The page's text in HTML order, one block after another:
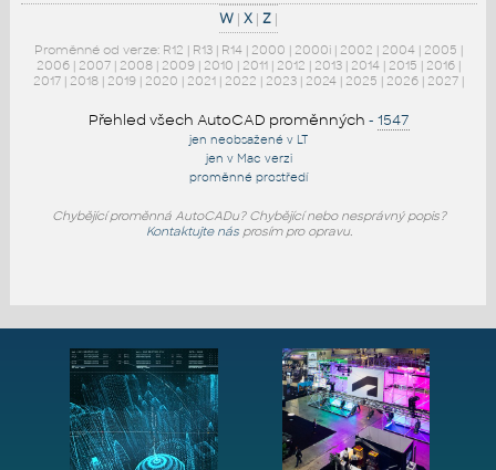
W | X | Z |
Proměnné od verze: R12 | R13 | R14 | 2000 | 2000i | 2002 | 2004 | 2005 |
2006 | 2007 | 2008 | 2009 | 2010 | 2011 | 2012 | 2013 | 2014 | 2015 | 2016 |
2017 | 2018 | 2019 | 2020 | 2021 | 2022 | 2023 | 2024 | 2025 | 2026 | 2027 |
Přehled všech AutoCAD proměnných - 1547
jen neobsažené v LT
jen v Mac verzi
proměnné prostředí
Chybějící proměnná AutoCADu? Chybějící nebo nesprávný popis?
Kontaktujte násprosím pro opravu.